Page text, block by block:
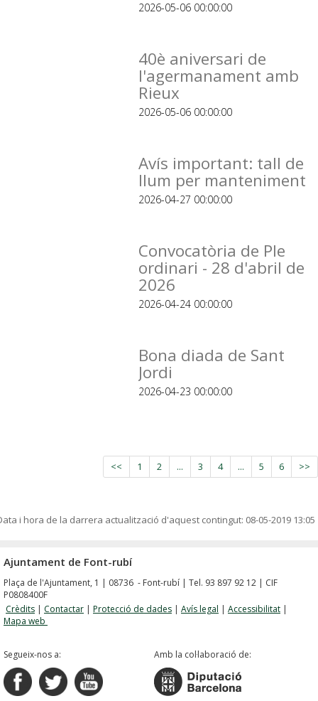
2026-05-06 00:00:00
40è aniversari de
l'agermanament amb
Rieux
2026-05-06 00:00:00
Avís important: tall de
llum per manteniment
2026-04-27 00:00:00
Convocatòria de Ple
ordinari - 28 d'abril de
2026
2026-04-24 00:00:00
Bona diada de Sant
Jordi
2026-04-23 00:00:00
<< 1 2 ... 3 4 ... 5 6 >>
i hora de la darrera actualització d'aquest contingut: 08-05-2019 13:05
Ajuntament de Font-rubí
Plaça de l'Ajuntament, 1 | 08736 - Font-rubí | Tel. 93 897 92 12 | CIF
P0808400F
Crèdits | Contactar | Protecció de dades | Avís legal | Accessibilitat |
Mapa web
Segueix-nos a: Amb la col·laboració de: